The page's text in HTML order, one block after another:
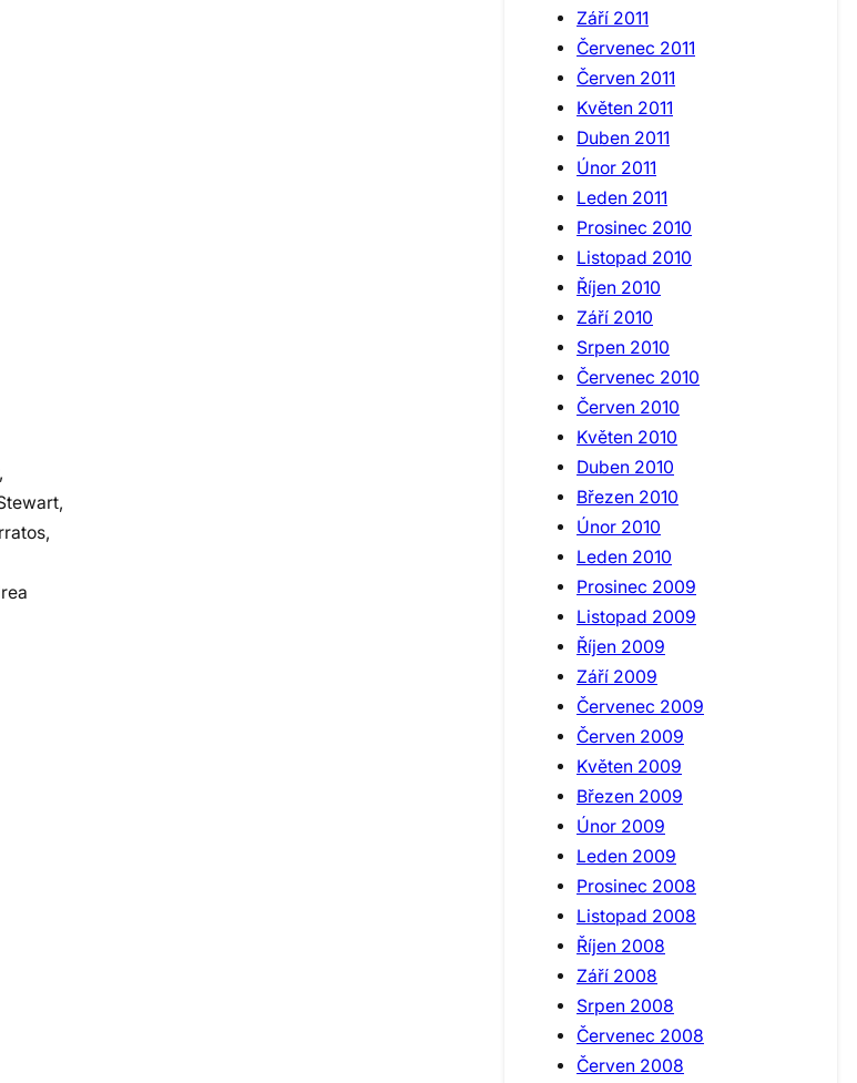
Září 2011
Červenec 2011
Červen 2011
Květen 2011
Duben 2011
Únor 2011
Leden 2011
Prosinec 2010
Listopad 2010
Říjen 2010
Září 2010
Srpen 2010
Červenec 2010
Červen 2010
Květen 2010
Duben 2010
Březen 2010
Únor 2010
Leden 2010
Prosinec 2009
Listopad 2009
Říjen 2009
Září 2009
Červenec 2009
Červen 2009
Květen 2009
Březen 2009
Únor 2009
Leden 2009
Prosinec 2008
Listopad 2008
Říjen 2008
Září 2008
Srpen 2008
Červenec 2008
Červen 2008